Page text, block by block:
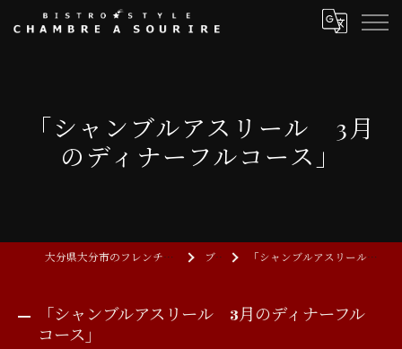
「シャンブルアスリール 3月
のディナーフルコース」
大分県大分市のフレンチならCHAMBRE A SOURIRE ブログ 「シャンブルアスリール 3月のディナーフルコース」
「シャンブルアスリール 3月のディナーフル
コース」